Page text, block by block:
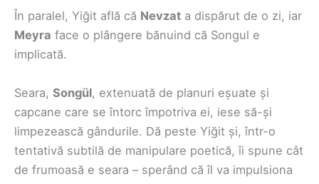
În paralel, Yiğit află că Nevzat a dispărut de o zi, iar
Meyra face o plângere bănuind că Songul e
implicată.
Seara, Songül, extenuată de planuri eșuate și
capcane care se întorc împotriva ei, iese să-și
limpezească gândurile. Dă peste Yiğit și, într-o
tentativă subtilă de manipulare poetică, îi spune cât
de frumoasă e seara – sperând că îl va impulsiona